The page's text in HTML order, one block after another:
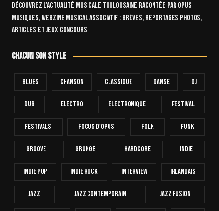
Découvrez l’actualité musicale toulousaine racontée par OPUS
Musiques, webzine musical associatif : brèves, reportages photos,
articles et jeux concours.
Chacun son style
Blues Chanson Classique Danse Dj
Dub Electro Electronique FESTIVAL
Festivals Focus D'Opus Folk Funk
Groove Grunge Hardcore INDIE
Indie Pop Indie Rock Interview Irlandais
Jazz Jazz Contemporain Jazz Fusion